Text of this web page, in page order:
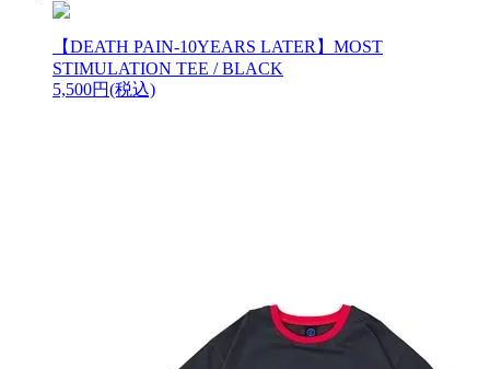
【DEATH PAIN-10YEARS LATER】MOST
STIMULATION TEE / BLACK
5,500円(税込)